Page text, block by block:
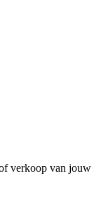
verkoop van jouw